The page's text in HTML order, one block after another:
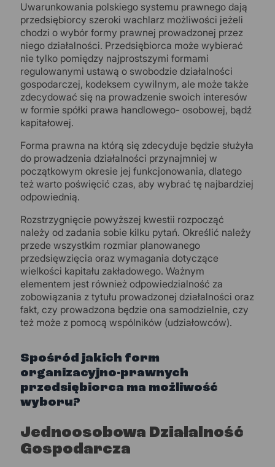
Uwarunkowania polskiego systemu prawnego dają
przedsiębiorcy szeroki wachlarz możliwości jeżeli
chodzi o wybór formy prawnej prowadzonej przez
niego działalności. Przedsiębiorca może wybierać
nie tylko pomiędzy najprostszymi formami
regulowanymi ustawą o swobodzie działalności
gospodarczej, kodeksem cywilnym, ale może także
zdecydować się na prowadzenie swoich interesów
w formie spółki prawa handlowego- osobowej, bądź
kapitałowej.
Forma prawna na którą się zdecyduje będzie służyła
do prowadzenia działalności przynajmniej w
początkowym okresie jej funkcjonowania, dlatego
też warto poświęcić czas, aby wybrać tę najbardziej
odpowiednią.
Rozstrzygnięcie powyższej kwestii rozpocząć
należy od zadania sobie kilku pytań. Określić należy
przede wszystkim rozmiar planowanego
przedsięwzięcia oraz wymagania dotyczące
wielkości kapitału zakładowego. Ważnym
elementem jest również odpowiedzialność za
zobowiązania z tytułu prowadzonej działalności oraz
fakt, czy prowadzona będzie ona samodzielnie, czy
też może z pomocą wspólników (udziałowców).
Spośród jakich form
organizacyjno-prawnych
przedsiębiorca ma możliwość
wyboru?
Jednoosobowa Działalność
Gospodarcza